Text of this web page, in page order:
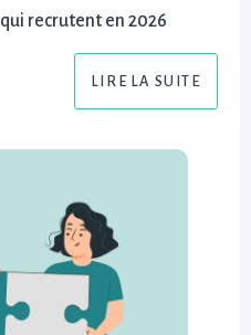
recrutent en 2026
LIRE LA SUITE